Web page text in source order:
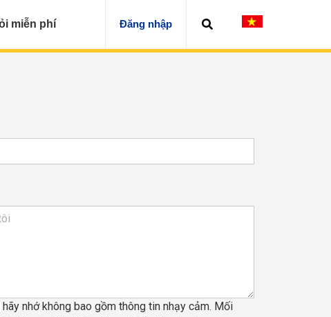
miễn phí Đăng nhập
nhớ không bao gồm thông tin nhạy cảm. Mối